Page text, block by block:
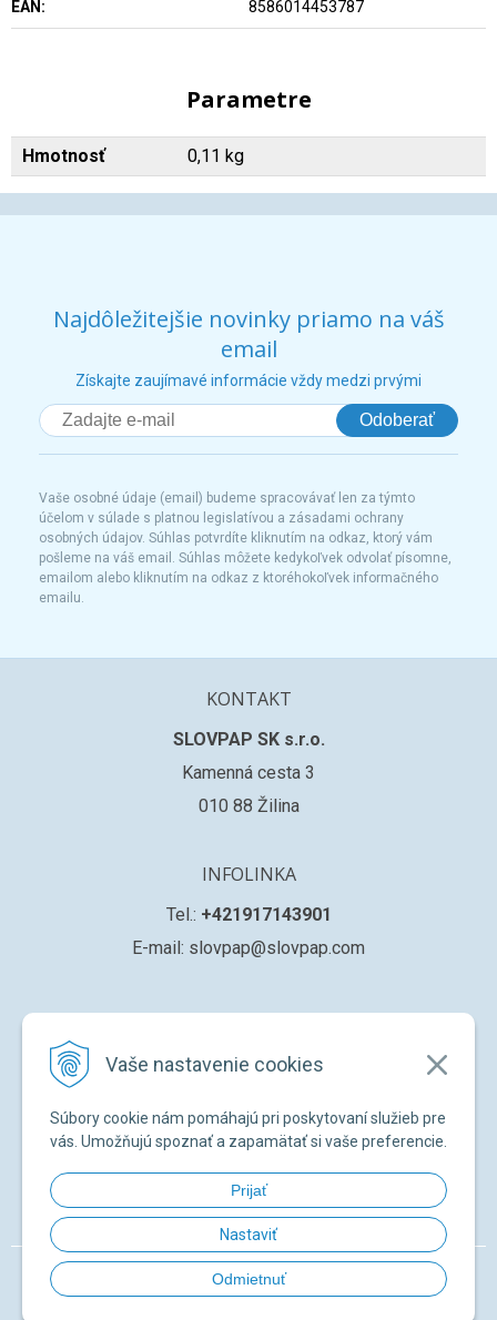
Vaše nastavenie cookies
Súbory cookie nám pomáhajú pri poskytovaní služieb pre
vás. Umožňujú spoznať a zapamätať si vaše preferencie.
Prijať
Nastaviť
Odmietnuť
EAN: 8586014453787
Parametre
Hmotnosť 0,11 kg
Najdôležitejšie novinky priamo na váš
email
Získajte zaujímavé informácie vždy medzi prvými
Odoberať
Vaše osobné údaje (email) budeme spracovávať len za týmto
účelom v súlade s platnou legislatívou a zásadami ochrany
osobných údajov. Súhlas potvrdíte kliknutím na odkaz, ktorý vám
pošleme na váš email. Súhlas môžete kedykoľvek odvolať písomne,
emailom alebo kliknutím na odkaz z ktoréhokoľvek informačného
emailu.
KONTAKT
SLOVPAP SK s.r.o.
Kamenná cesta 3
010 88 Žilina
INFOLINKA
Tel.: +421917143901
E-mail: slovpap@slovpap.com
Obchodné podmienky
Ochana osobných údajov
Registrácia nového zákazníka
Žiadosť o registráciu na ďalší predaj
Zabudnuté heslo
© 2026 SLOVPAP SK • NextShop&e-shop Pohoda Connector NextCom